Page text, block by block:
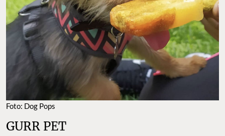
Foto: Dog Pops
GURR PET